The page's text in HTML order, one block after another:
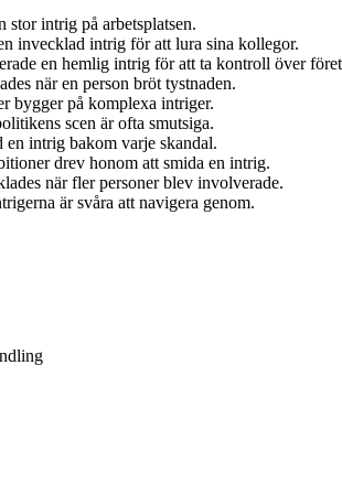
stor intrig på arbetsplatsen.
invecklad intrig för att lura sina kollegor.
en hemlig intrig för att ta kontroll över
när en person bröt tystnaden.
bygger på komplexa intriger.
scen är ofta smutsiga.
intrig bakom varje skandal.
drev honom att smida en intrig.
när fler personer blev involverade.
är svåra att navigera genom.